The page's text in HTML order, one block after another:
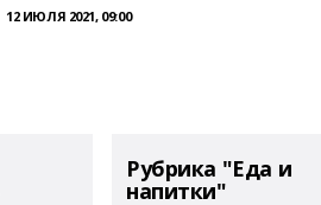
12 ИЮЛЯ 2021, 09:00
Рубрика "Еда и
напитки"